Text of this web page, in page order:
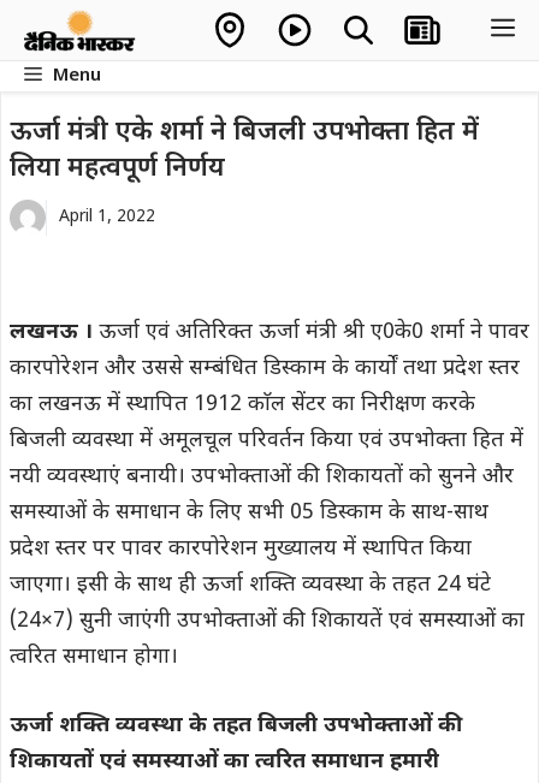
contentMenu
ऊर्जा मंत्री एके शर्मा ने बिजली उपभोक्ता हित में
लिया महत्वपूर्ण निर्णय
April 1, 2022
लखनऊ । ऊर्जा एवं अतिरिक्त ऊर्जा मंत्री श्री ए0के0 शर्मा ने पावर
कारपोरेशन और उससे सम्बंधित डिस्काम के कार्यों तथा प्रदेश स्तर
का लखनऊ में स्थापित 1912 काॅल सेंटर का निरीक्षण करके
बिजली व्यवस्था में अमूलचूल परिवर्तन किया एवं उपभोक्ता हित में
नयी व्यवस्थाएं बनायी। उपभोक्ताओं की शिकायतों को सुनने और
समस्याओं के समाधान के लिए सभी 05 डिस्काम के साथ-साथ
प्रदेश स्तर पर पावर कारपोरेशन मुख्यालय में स्थापित किया
जाएगा। इसी के साथ ही ऊर्जा शक्ति व्यवस्था के तहत 24 घंटे
(24×7) सुनी जाएंगी उपभोक्ताओं की शिकायतें एवं समस्याओं का
त्वरित समाधान होगा।
ऊर्जा शक्ति व्यवस्था के तहत बिजली उपभोक्ताओं की
शिकायतों एवं समस्याओं का त्वरित समाधान हमारी